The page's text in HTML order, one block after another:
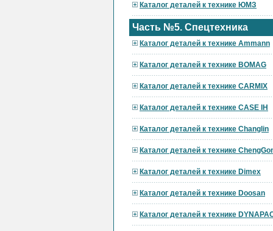
Каталог деталей к технике ЮМЗ
Часть №5. Спецтехника
Каталог деталей к технике Ammann
Каталог деталей к технике BOMAG
Каталог деталей к технике CARMIX
Каталог деталей к технике CASE IH
Каталог деталей к технике Changlin
Каталог деталей к технике
Каталог деталей к технике Dimex
Каталог деталей к технике Doosan
Каталог деталей к технике